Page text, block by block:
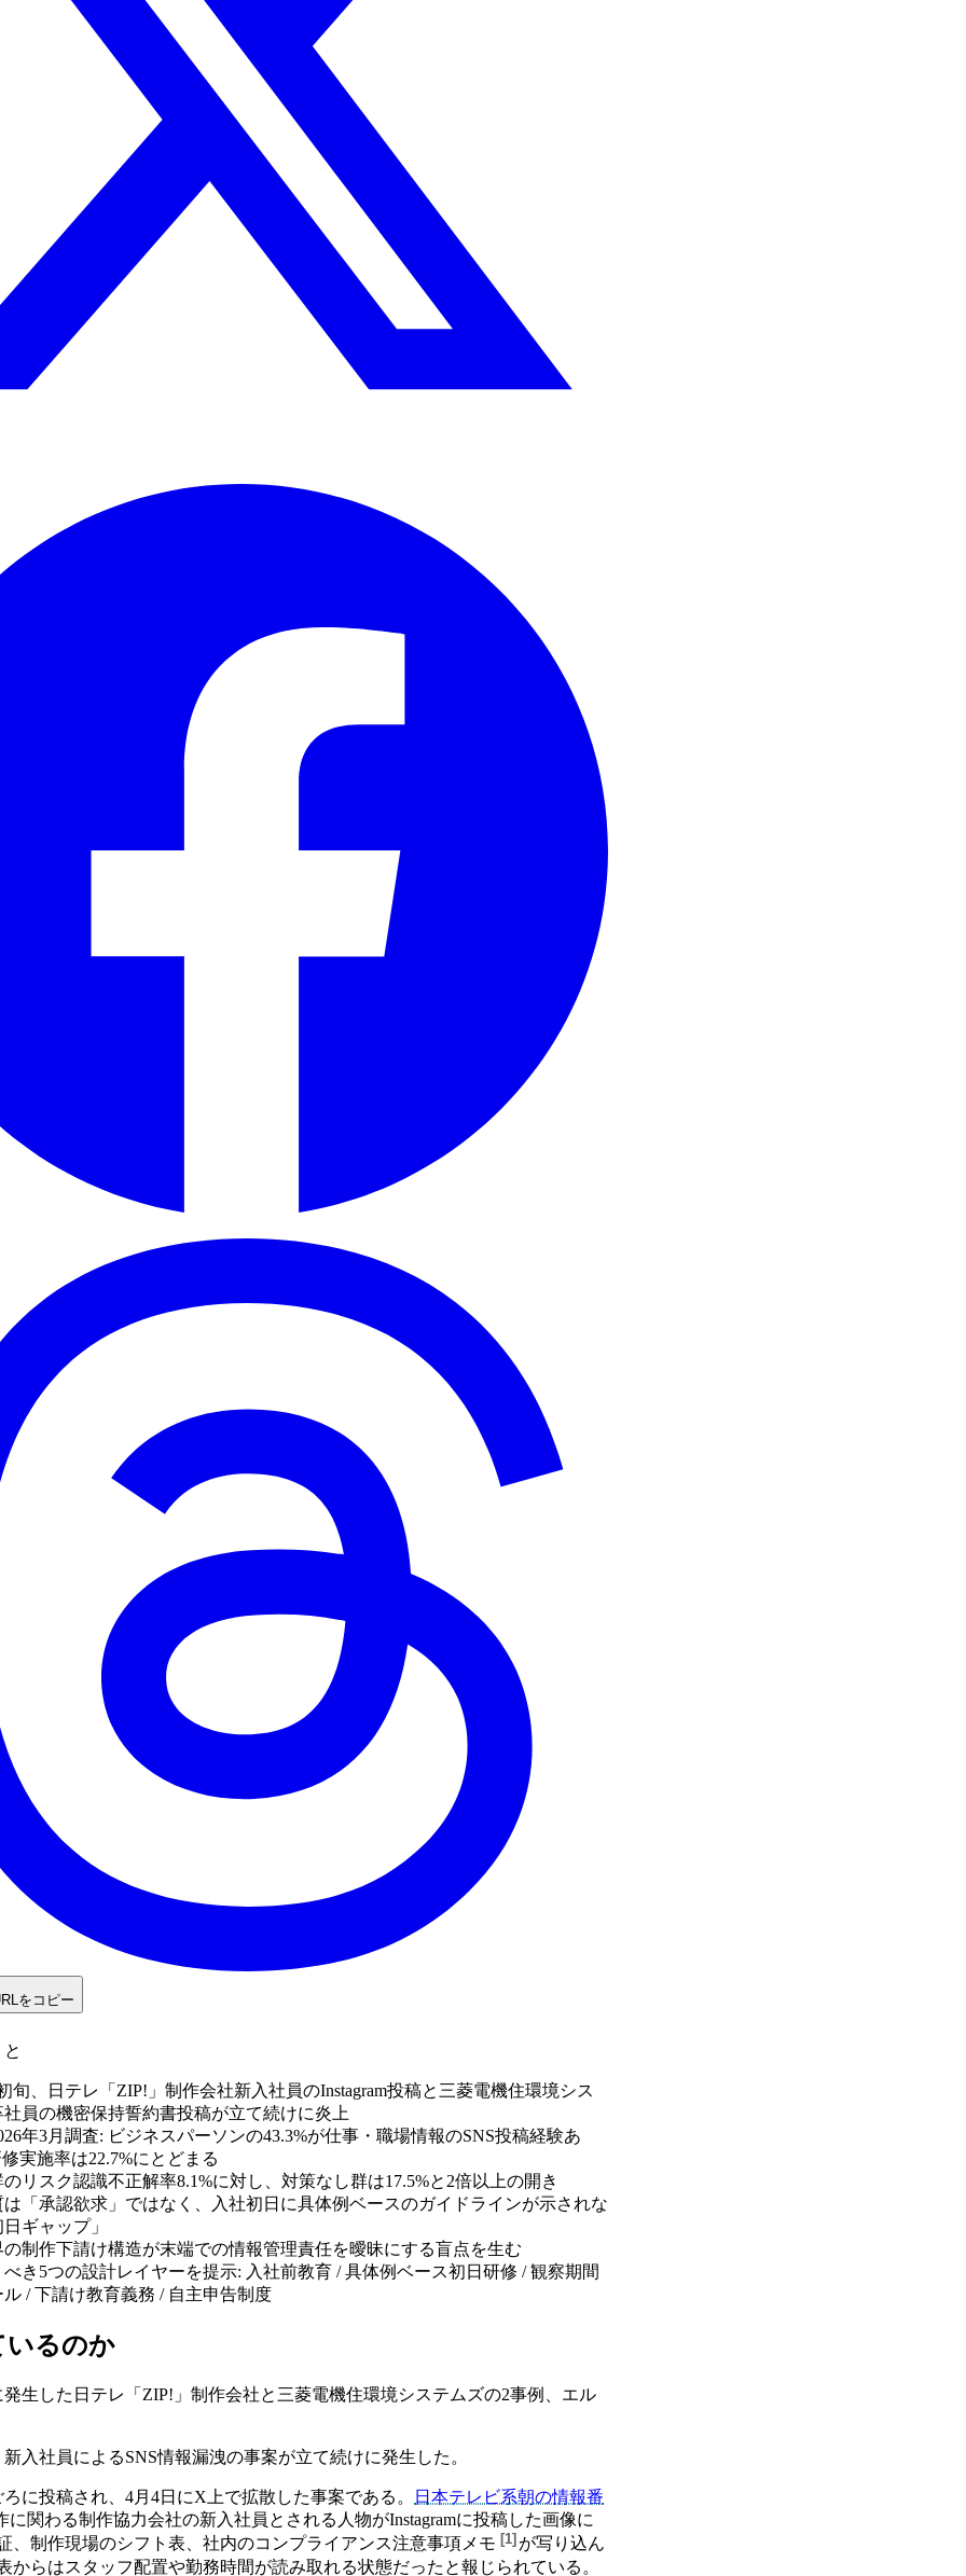
をコピー
旬、日テレ「ZIP!」制作会社新入社員のInstagram投稿と三菱電機住環境シス
員の機密保持誓約書投稿が立て続けに炎上
年3月調査: ビジネスパーソンの43.3%が仕事・職場情報のSNS投稿経験あ
実施率は22.7%にとどまる
リスク認識不正解率8.1%に対し、対策なし群は17.5%と2倍以上の開き
「承認欲求」ではなく、入社初日に具体例ベースのガイドラインが示されな
ギャップ」
制作下請け構造が末端での情報管理責任を曖昧にする盲点を生む
き5つの設計レイヤーを提示: 入社前教育 / 具体例ベース初日研修 / 観察期間
/ 下請け教育義務 / 自主申告制度
いるのか
発生した日テレ「ZIP!」制作会社と三菱電機住環境システムズの2事例、エル
入社員によるSNS情報漏洩の事案が立て続けに発生した。
に投稿され、4月4日にX上で拡散した事案である。
日本テレビ系朝の情報番
に関わる制作協力会社の新入社員とされる人物がInstagramに投稿した画像に
、制作現場のシフト表、社内のコンプライアンス注意事項メモ [1] が写り込ん
からはスタッフ配置や勤務時間が読み取れる状態だったと報じられている。